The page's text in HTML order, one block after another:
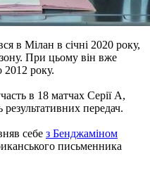
в Мілан в січні 2020 року,
При цьому він вже
2012 року.
в 18 матчах Серії А,
передач.
себе з Бенджаміном
письменника